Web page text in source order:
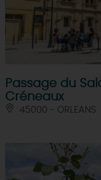
Passage du
Créneaux
45000 - ORLEANS